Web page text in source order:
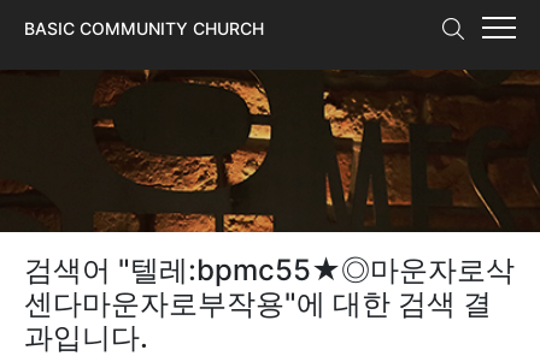
BASIC COMMUNITY CHURCH
검색어 "텔레:bpmc55★◎마운자로삭
센다마운자로부작용"에 대한 검색 결
과입니다.